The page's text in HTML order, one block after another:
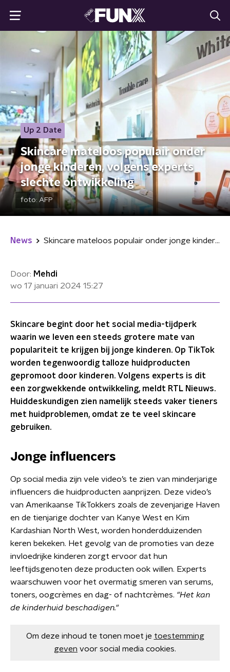
Up 2 Date
Skincare mateloos populair onder
jonge kinderen, volgens experts
slechte ontwikkeling
foto: AFP
News Skincare mateloos populair onder jonge kinderen, volgens experts slechte ontwikkeling
Door: Mehdi
wo 17 januari 2024 15:27
Skincare begint door het social media-tijdperk
waarin we leven een steeds grotere mate van
populariteit te krijgen bij jonge kinderen. Op TikTok
worden tegenwoordig talloze huidproducten
gepromoot door kinderen. Volgens experts is dit
een zorgwekkende ontwikkeling, meldt RTL Nieuws.
Huiddeskundigen zien namelijk steeds vaker tieners
met huidproblemen, omdat ze te veel skincare
gebruiken.
Jonge influencers
Op social media zijn vele video’s te zien van minderjarige
influencers die huidproducten aanprijzen. Deze video’s
van Amerikaanse TikTokkers zoals de zevenjarige Haven
en de tienjarige dochter van Kanye West en Kim
Kardashian North West, worden honderdduizenden
keren bekeken. Het gevolg van de promoties van deze
invloedrijke kinderen zorgt ervoor dat hun
leeftijdsgenoten deze producten ook willen. Experts
waarschuwen voor het overmatig smeren van serums,
toners, oogcrèmes en dag- of nachtcrèmes. "Het kan
de kinderhuid beschadigen."
Om deze inhoud te tonen moet je toestemming
geven voor social media cookies.